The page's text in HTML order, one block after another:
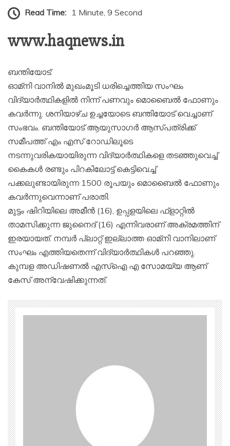
Read Time: 1 Minute, 9 Second
www.haqnews.in
ബന്തിയോട്:
ഓമ്‌നി വാനില്‍ മുഖംമൂടി ധരിച്ചെത്തിയ സംഘം
വിദ്യാര്‍ത്ഥികളില്‍ നിന്ന് പണവും മൊബൈല്‍ ഫോണും
കവര്‍ന്നു. ശനിയാഴ്ച ഉച്ചയോടെ ബന്തിയോട് വെച്ചാണ്
സംഭവം. ബന്തിയോട് ആയുസാഗര്‍ ആസ്പത്രിക്ക്
സമീപത്ത് എം എസ് റോഡിലൂടെ
നടന്നുവരികയായിരുന്ന വിദ്യാര്‍ത്ഥികളെ തടഞ്ഞുവെച്ച്
കൈകള്‍ രണ്ടും പിറകിലോട്ട് കെട്ടിവെച്ച്
പക്കലുണ്ടായിരുന്ന 1500 രൂപയും മൊബൈല്‍ ഫോണും
കവര്‍ന്നുവെന്നാണ് പരാതി.
മുട്ടം ഷിറിയിലെ അമീന്‍ (16), ഉപ്പളയിലെ ഫ്‌ളാറ്റില്‍
താമസിക്കുന്ന ജുനൈദ് (16) എന്നിവരാണ് അക്രമത്തിന്
ഇരയായത്. നമ്പര്‍ പ്ലാറ്റ് ഇല്ലാത്ത ഓമ്‌നി വാനിലാണ്
സംഘം എത്തിയതെന്ന് വിദ്യാര്‍ത്ഥികള്‍ പറഞ്ഞു.
കുമ്പള അഡിഷണല്‍ എസ്‌ഐ എ സോമയ്യ ആണ്
കേസ് അന്വേഷിക്കുന്നത്.